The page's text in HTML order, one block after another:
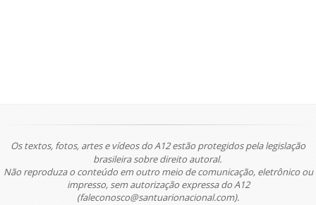
Os textos, fotos, artes e vídeos do A12 estão protegidos pela legislação
brasileira sobre direito autoral.
Não reproduza o conteúdo em outro meio de comunicação, eletrônico ou
impresso, sem autorização expressa do A12
(faleconosco@santuarionacional.com).